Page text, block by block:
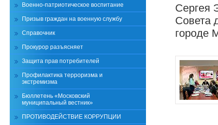
Сергея
Совета
городе
Военно-патриотическое воспитание
Призыв граждан на военную службу
Справочник
Прокурор разъясняет
Защита прав потребителей
Профилактика терроризма и
экстремизма
Бюллетень «Московский
муниципальный вестник»
ПРОТИВОДЕЙСТВИЕ КОРРУПЦИИ